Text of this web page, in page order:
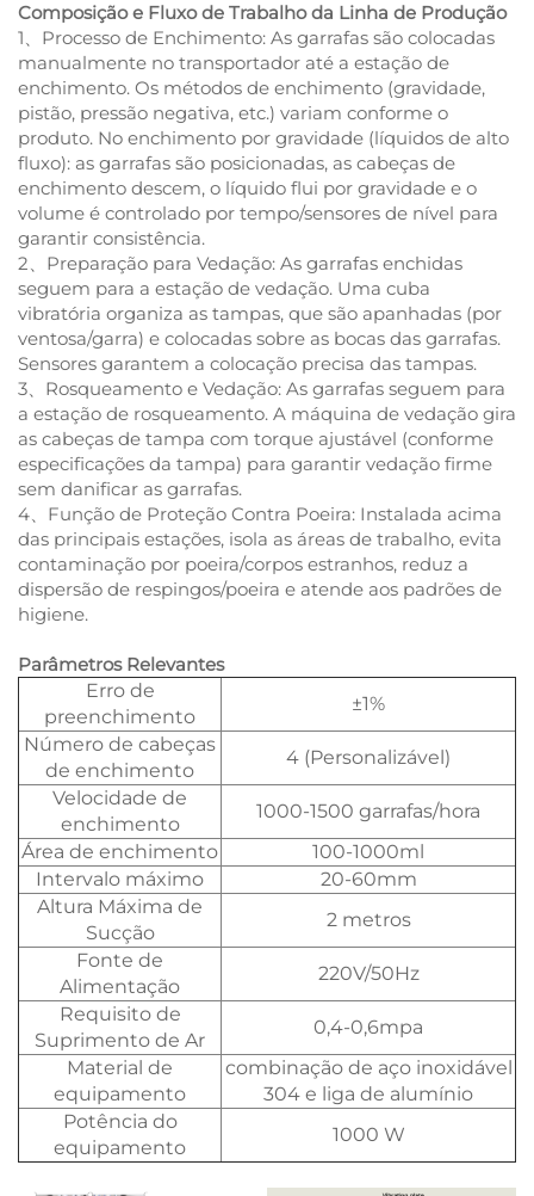
Composição e Fluxo de Trabalho da Linha de Produção
1、Processo de Enchimento: As garrafas são colocadas
manualmente no transportador até a estação de
enchimento. Os métodos de enchimento (gravidade,
pistão, pressão negativa, etc.) variam conforme o
produto. No enchimento por gravidade (líquidos de alto
fluxo): as garrafas são posicionadas, as cabeças de
enchimento descem, o líquido flui por gravidade e o
volume é controlado por tempo/sensores de nível para
garantir consistência.
2、Preparação para Vedação: As garrafas enchidas
seguem para a estação de vedação. Uma cuba
vibratória organiza as tampas, que são apanhadas (por
ventosa/garra) e colocadas sobre as bocas das garrafas.
Sensores garantem a colocação precisa das tampas.
3、Rosqueamento e Vedação: As garrafas seguem para
a estação de rosqueamento. A máquina de vedação gira
as cabeças de tampa com torque ajustável (conforme
especificações da tampa) para garantir vedação firme
sem danificar as garrafas.
4、Função de Proteção Contra Poeira: Instalada acima
das principais estações, isola as áreas de trabalho, evita
contaminação por poeira/corpos estranhos, reduz a
dispersão de respingos/poeira e atende aos padrões de
higiene.
Parâmetros Relevantes
Erro de
preenchimento
±1%
Número de cabeças
de enchimento
4 (Personalizável)
Velocidade de
enchimento
1000-1500 garrafas/hora
Área de enchimento
100-1000ml
Intervalo máximo
20-60mm
Altura Máxima de
Sucção
2 metros
Fonte de
Alimentação
220V/50Hz
Requisito de
Suprimento de Ar
0,4-0,6mpa
Material de
equipamento
combinação de aço inoxidável
304 e liga de alumínio
Potência do
equipamento
1000 W